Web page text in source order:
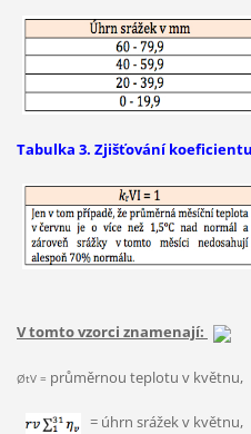
Tabulka 3. Zjišťování
V tomto vzorci znamenají:
ØtV = průměrnou teplotu v květnu,
= úhrn srážek v květnu,